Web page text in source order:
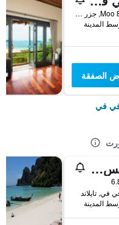
11 Moo 8 Laem Tong, جزر في في, تايلاند
الصفقة
في في
في في نايس بيتش هوتل هيب